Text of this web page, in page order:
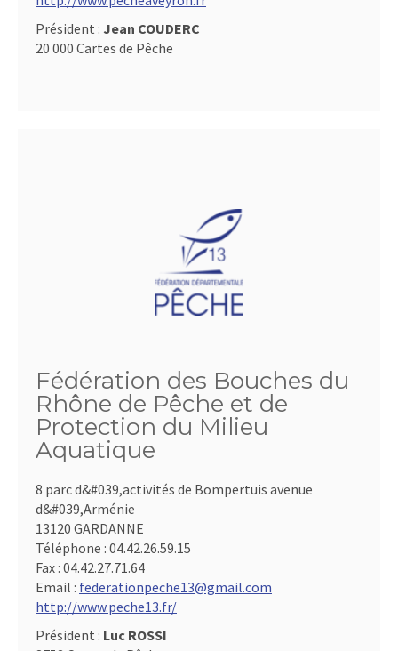
Président : Jean COUDERC
20 000 Cartes de Pêche
Fédération des Bouches du
Rhône de Pêche et de
Protection du Milieu
Aquatique
8 parc d&#039,activités de Bompertuis avenue
d&#039,Arménie
13120 GARDANNE
Téléphone : 04.42.26.59.15
Fax : 04.42.27.71.64
Email : federationpeche13@gmail.com
http://www.peche13.fr/
Président : Luc ROSSI